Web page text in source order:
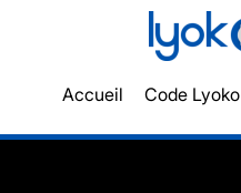
Accueil Code Lyoko